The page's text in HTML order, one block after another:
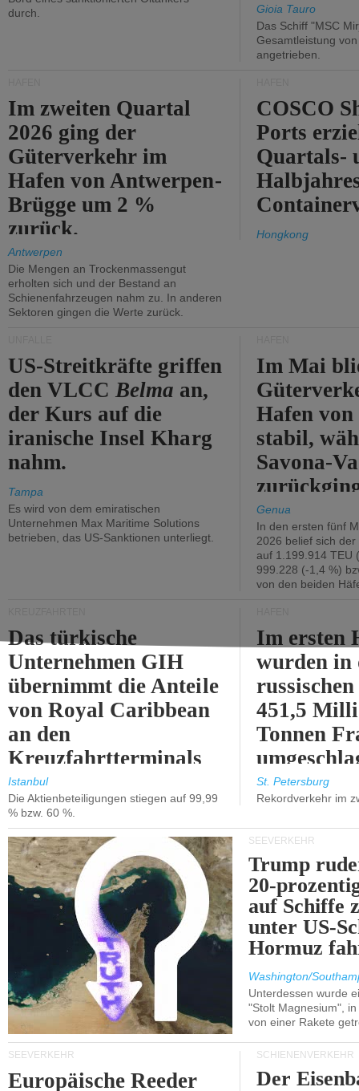
durch.
Gioia Tauro
Das Schiff "MSC
Gesamtleistung
angetrieben.
Im zweiten Quartal
2026 ging der
Güterverkehr im
Hafen von Antwerpen-
Brügge um 2 %
zurück.
Antwerpen
Die Mengen an Trockenmassengut
erholten sich und der Bestand an
Schienenfahrzeugen nahm zu. In anderen
Sektoren gingen die Werte zurück.
COSCO
Ports
Quartals-
Hongkong
US-Streitkräfte griffen
den VLCCBelma an,
der Kurs auf die
iranische Insel Kharg
nahm.
Tampa
Es wird von dem emiratischen
Unternehmen Max Maritime Solutions
betrieben, das US-Sanktionen unterliegt.
Im Mai
Hafen von
stabil,
Savona-
Genua
In den ersten fünf
2026 belief sich
auf 1.199.914 TEU
999.228 (-1,4 %)
von den beiden
Das türkische
Unternehmen GIH
übernimmt die Anteile
von Royal Caribbean
an den
Kreuzfahrtterminals
in Kusadasi und
Lissabon.
Istanbul
Die Aktienbeteiligungen stiegen auf 99,99
% bzw. 60 %.
Im ersten
wurden in
451,5
Tonnen
%).
St. Petersburg
Rekordverkehr im
SEEVERKEHR
Trump
20-
auf Schiffe
unter US-
Hormuz
Washington/
Unterdessen wurde
"Stolt Magnesium",
von einer Rakete
SEEVERKEHR
Europäische Reeder
SCHIENENVERKEHR
Der